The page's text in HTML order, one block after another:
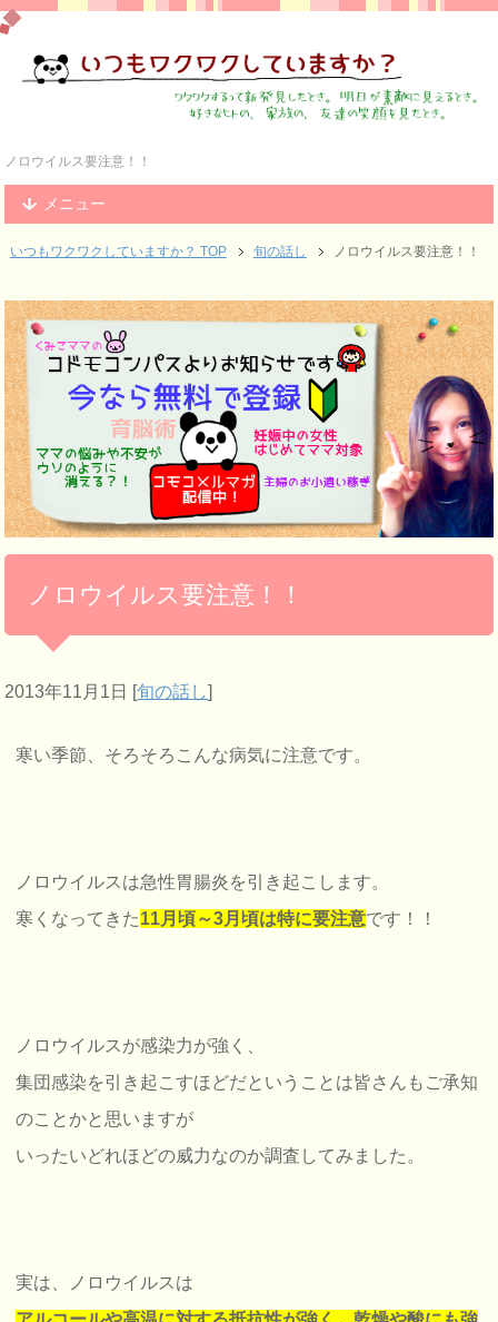
ノロウイルス要注意！！
メニュー
いつもワクワクしていますか？ TOP 旬の話し ノロウイルス要注意！！
ノロウイルス要注意！！
2013年11月1日 [旬の話し]
寒い季節、そろそろこんな病気に注意です。
ノロウイルスは急性胃腸炎を引き起こします。
寒くなってきた11月頃～3月頃は特に要注意です！！
ノロウイルスが感染力が強く、
集団感染を引き起こすほどだということは皆さんもご承知
のことかと思いますが
いったいどれほどの威力なのか調査してみました。
実は、ノロウイルスは